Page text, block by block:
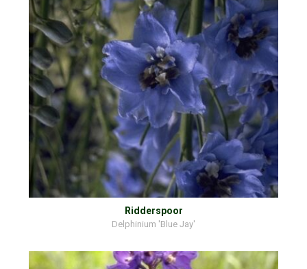
Ridderspoor
Delphinium 'Blue Jay'